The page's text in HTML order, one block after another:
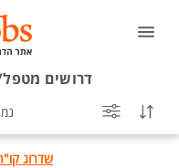
דרושים
שדרוג